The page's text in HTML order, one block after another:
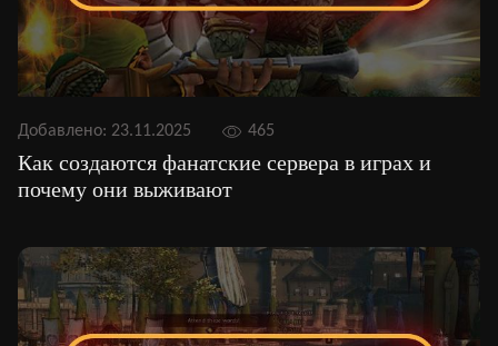
Добавлено: 23.11.2025 465
Как создаются фанатские сервера в играх и
почему они выживают